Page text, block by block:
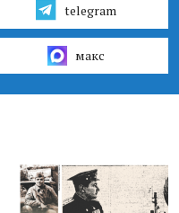
telegram
макс